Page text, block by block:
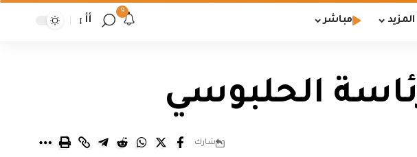
المزيد مباشر
9
أأ
الحلبوسي
شارك